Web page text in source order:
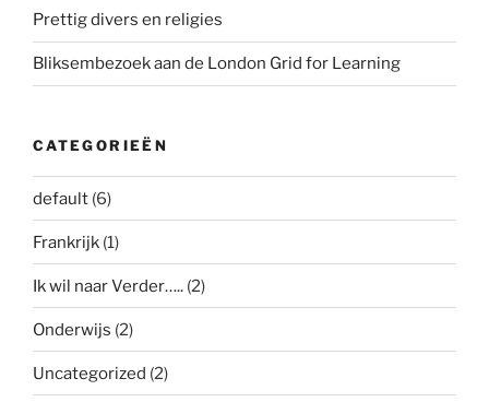
Prettig divers en religies
Bliksembezoek aan de London Grid for Learning
CATEGORIEËN
default (6)
Frankrijk (1)
Ik wil naar Verder….. (2)
Onderwijs (2)
Uncategorized (2)